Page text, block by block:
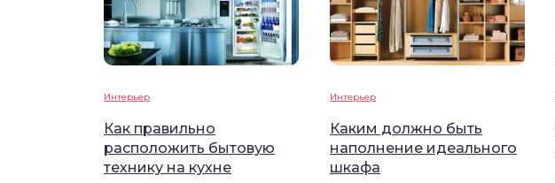
Интерьер
Как правильно
расположить бытовую
технику на кухне
Интерьер
Каким должно быть
наполнение идеального
шкафа